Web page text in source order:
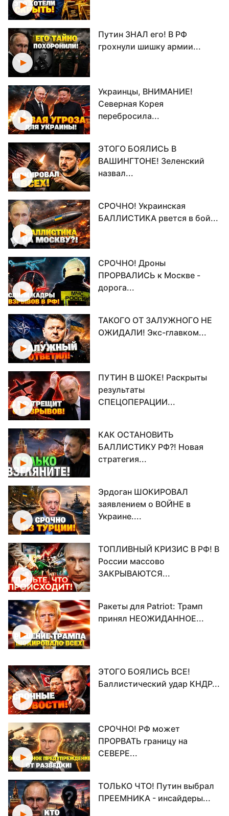
Путин ЗНАЛ его! В РФ
грохнули шишку армии...
Украинцы, ВНИМАНИЕ!
Северная Корея
перебросила...
ЭТОГО БОЯЛИСЬ В
ВАШИНГТОНЕ! Зеленский
назвал...
СРОЧНО! Украинская
БАЛЛИСТИКА рвется в бой...
СРОЧНО! Дроны
ПРОРВАЛИСЬ к Москве -
дорога...
ТАКОГО ОТ ЗАЛУЖНОГО НЕ
ОЖИДАЛИ! Экс-главком...
ПУТИН В ШОКЕ! Раскрыты
результаты
СПЕЦОПЕРАЦИИ...
КАК ОСТАНОВИТЬ
БАЛЛИСТИКУ РФ?! Новая
стратегия...
Эрдоган ШОКИРОВАЛ
заявлением о ВОЙНЕ в
Украине....
ТОПЛИВНЫЙ КРИЗИС В РФ! В
России массово
ЗАКРЫВАЮТСЯ...
Ракеты для Patriot: Трамп
принял НЕОЖИДАННОЕ...
ЭТОГО БОЯЛИСЬ ВСЕ!
Баллистический удар КНДР...
СРОЧНО! РФ может
ПРОРВАТЬ границу на
СЕВЕРЕ...
ТОЛЬКО ЧТО! Путин выбрал
ПРЕЕМНИКА - инсайдеры...